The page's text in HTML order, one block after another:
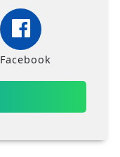
Facebook